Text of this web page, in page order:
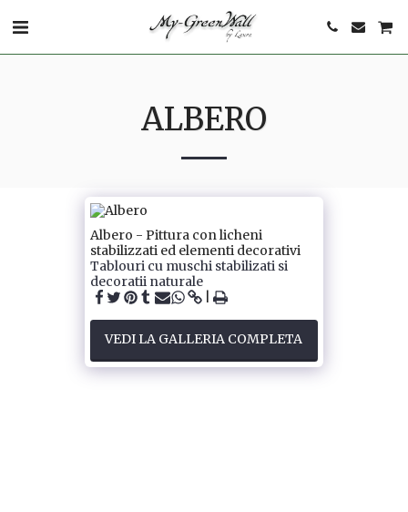
ALBERO
Albero - Pittura con licheni
stabilizzati ed elementi decorativi
Tablouri cu muschi stabilizati si
decoratii naturale
VEDI LA GALLERIA COMPLETA